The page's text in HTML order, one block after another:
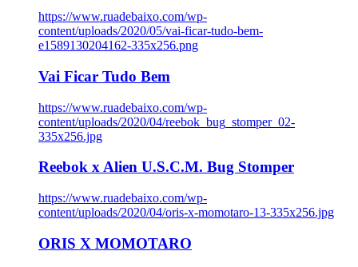
https://www.ruadebaixo.com/wp-
content/uploads/2020/05/vai-ficar-tudo-bem-
e1589130204162-335x256.png
Vai Ficar Tudo Bem
https://www.ruadebaixo.com/wp-
content/uploads/2020/04/reebok_bug_stomper_02-
335x256.jpg
Reebok x Alien U.S.C.M. Bug Stomper
https://www.ruadebaixo.com/wp-
content/uploads/2020/04/oris-x-momotaro-13-335x256.jpg
ORIS X MOMOTARO